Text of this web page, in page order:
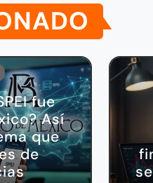
fue
Así
que
de